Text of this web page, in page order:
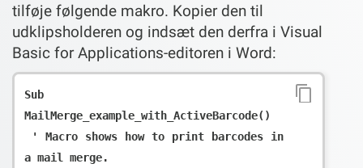
tilføje følgende makro. Kopier den til
udklipsholderen og indsæt den derfra i Visual
Basic for Applications-editoren i Word:
Sub
MailMerge_example_with_ActiveBarcode()
a mail merge.